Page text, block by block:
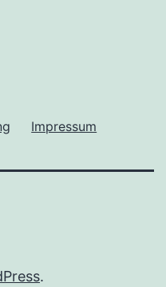
Impressum
.